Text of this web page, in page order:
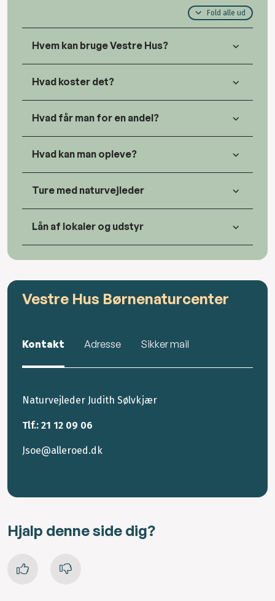
Fold alle ud
Hvem kan bruge Vestre Hus?
Hvad koster det?
Hvad får man for en andel?
Hvad kan man opleve?
Ture med naturvejleder
Lån af lokaler og udstyr
Vestre Hus Børnenaturcenter
Kontakt Adresse Sikker mail
Naturvejleder Judith Sølvkjær
Tlf.: 21 12 09 06
Jsoe@alleroed.dk
Hjalp denne side dig?